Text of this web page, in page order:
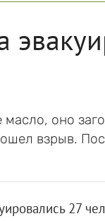
оно
взрыв.
27